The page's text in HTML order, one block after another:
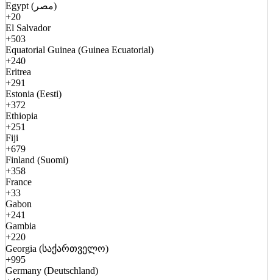
Egypt (مصر)
+20
El Salvador
+503
Equatorial Guinea (Guinea Ecuatorial)
+240
Eritrea
+291
Estonia (Eesti)
+372
Ethiopia
+251
Fiji
+679
Finland (Suomi)
+358
France
+33
Gabon
+241
Gambia
+220
Georgia (საქართველო)
+995
Germany (Deutschland)